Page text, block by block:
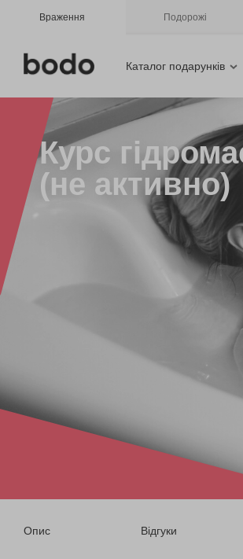
Враження Подорожі
Каталог подарунків
Курс
(не активно)
Опис Відгуки